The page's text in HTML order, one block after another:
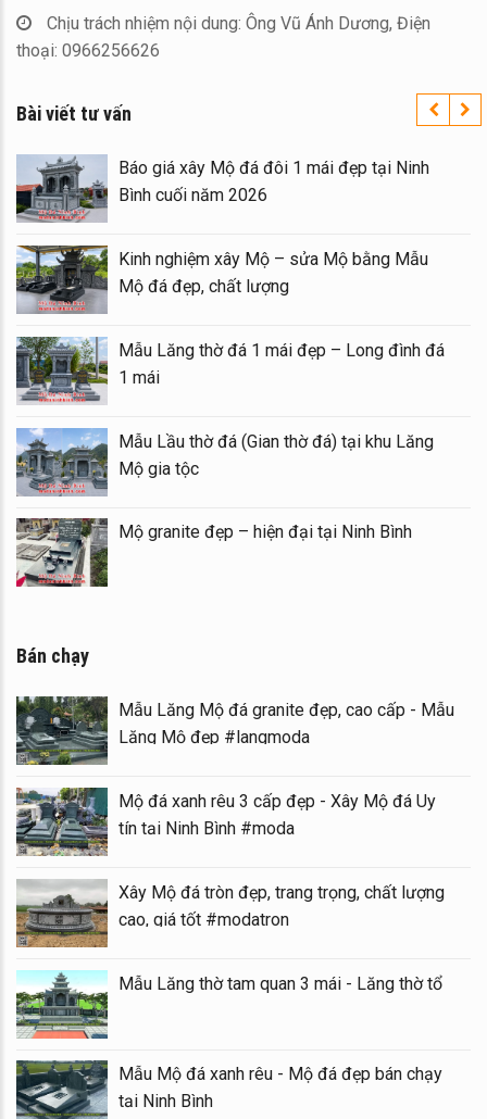
Chịu trách nhiệm nội dung: Ông Vũ Ánh Dương, Điện
thoại: 0966256626
Bài viết tư vấn
Báo giá xây Mộ đá đôi 1 mái đẹp tại Ninh
Bình cuối năm 2026
Kinh nghiệm xây Mộ – sửa Mộ bằng Mẫu
Mộ đá đẹp, chất lượng
Mẫu Lăng thờ đá 1 mái đẹp – Long đình đá
1 mái
Mẫu Lầu thờ đá (Gian thờ đá) tại khu Lăng
Mộ gia tộc
Mộ granite đẹp – hiện đại tại Ninh Bình
Bán chạy
Mẫu Lăng Mộ đá granite đẹp, cao cấp - Mẫu
Lăng Mộ đẹp #langmoda
Mộ đá xanh rêu 3 cấp đẹp - Xây Mộ đá Uy
tín tại Ninh Bình #moda
Xây Mộ đá tròn đẹp, trang trọng, chất lượng
cao, giá tốt #modatron
Mẫu Lăng thờ tam quan 3 mái - Lăng thờ tổ
Mẫu Mộ đá xanh rêu - Mộ đá đẹp bán chạy
tại Ninh Bình